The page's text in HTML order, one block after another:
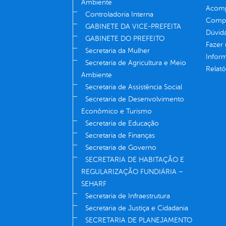
Ambiente
Controladoria Interna
GABINETE DA VICE-PREFEITA
GABINETE DO PREFEITO
Secretaria da Mulher
Secretaria de Agricultura e Meio
Ambiente
Secretaria de Assistência Social
Secretaria de Desenvolvimento
Econômico e Turismo
Secretaria de Educação
Secretaria de Finanças
Secretaria de Governo
SECRETARIA DE HABITAÇÃO E
REGULARIZAÇÃO FUNDIÁRIA –
SEHARF
Secretaria de Infraestrutura
Secretaria de Justiça e Cidadania
SECRETARIA DE PLANEJAMENTO
Fazer